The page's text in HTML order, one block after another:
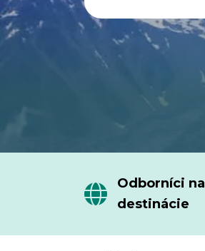
Odborníci
destinácie